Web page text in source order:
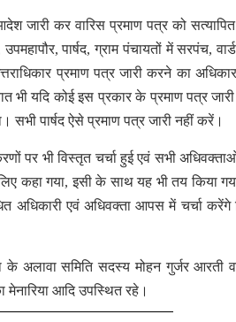
जारी कर वारिस प्रमाण पत्र को
पार्षद, ग्राम पंचायतों में सरपंच,
प्रमाण पत्र जारी करने का
यदि कोई इस प्रकार के प्रमाण पत्र
सभी पार्षद ऐसे प्रमाण पत्र जारी नहीं करें।
पर भी विस्तृत चर्चा हुई एवं सभी
गया, इसी के साथ यह भी तय किया
अधिकारी एवं अधिवक्ता आपस में चर्चा
के अलावा समिति सदस्य मोहन गुर्जर आरती
मेनारिया आदि उपस्थित रहे।